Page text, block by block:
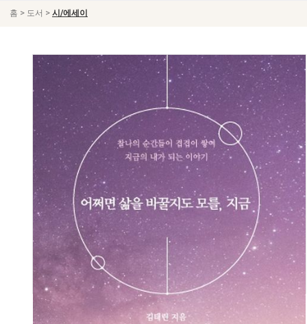
홈 > 도서 > 시/에세이